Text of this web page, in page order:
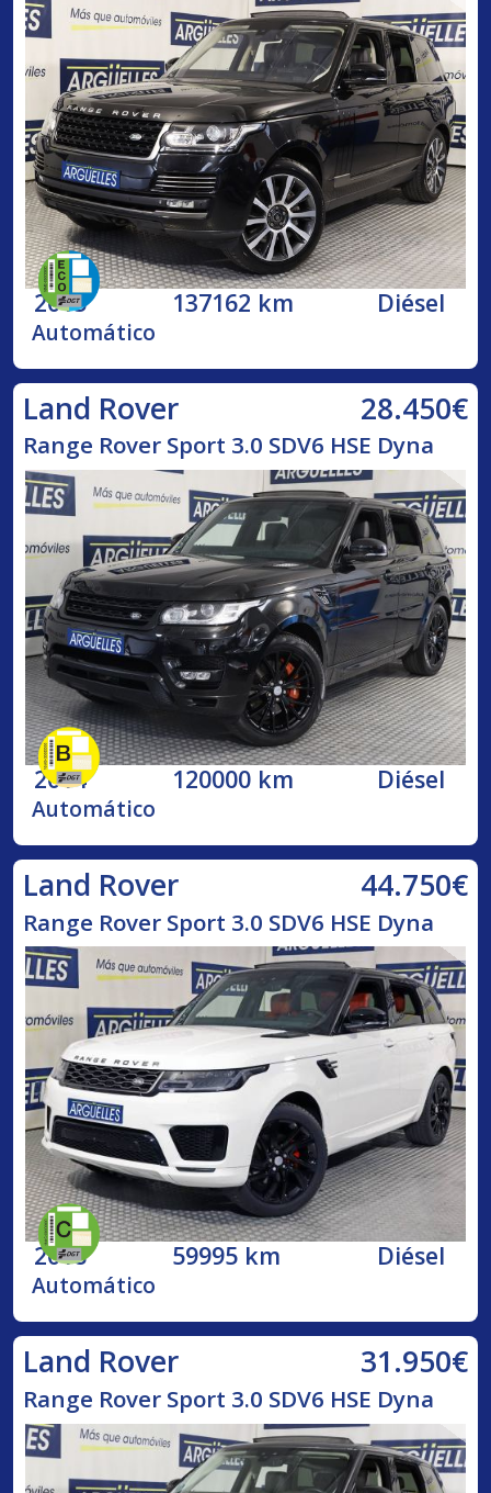
2015 137162 km Diésel
Automático
Land Rover 28.450€
Range Rover Sport 3.0 SDV6 HSE Dyna
2014 120000 km Diésel
Automático
Land Rover 44.750€
Range Rover Sport 3.0 SDV6 HSE Dyna
2018 59995 km Diésel
Automático
Land Rover 31.950€
Range Rover Sport 3.0 SDV6 HSE Dyna